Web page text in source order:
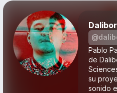
Pablo
de
su
sonido